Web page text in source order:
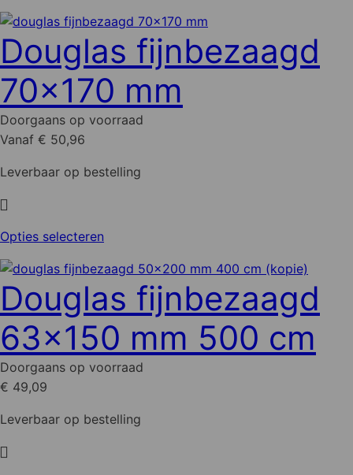
Douglas fijnbezaagd
70x170 mm
Doorgaans op voorraad
Vanaf € 50,96
Leverbaar op bestelling
Opties selecteren
heeft
meerdere
variaties.
Deze
optie
kan
worden
Douglas fijnbezaagd
63x150 mm 500 cm
Doorgaans op voorraad
€ 49,09
Leverbaar op bestelling